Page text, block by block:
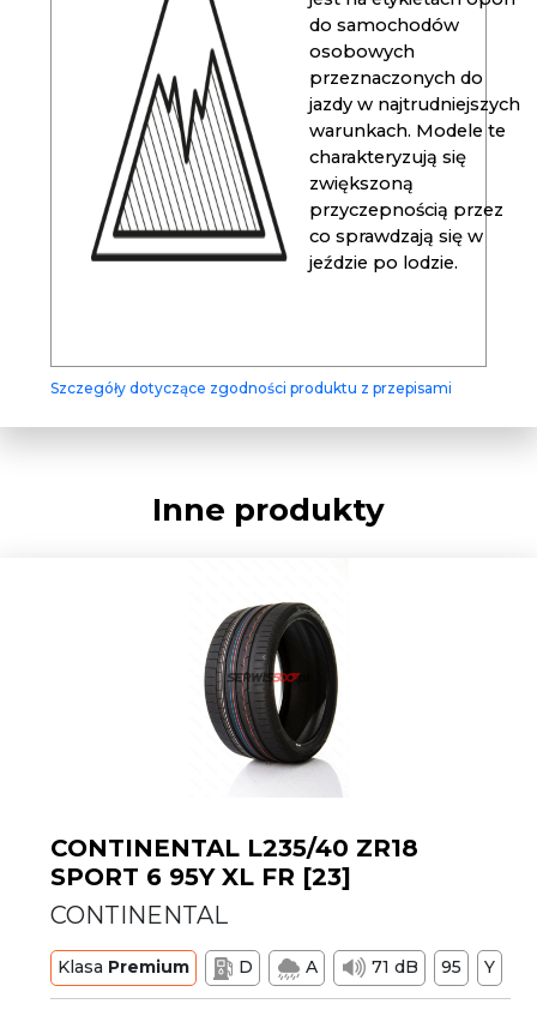
do samochodów
osobowych
przeznaczonych do
jazdy w najtrudniejszych
warunkach. Modele te
charakteryzują się
zwiększoną
przyczepnością przez
co sprawdzają się w
jeździe po lodzie.
Szczegóły dotyczące zgodności produktu z przepisami
Inne produkty
CONTINENTAL L235/40 ZR18
SPORT 6 95Y XL FR [23]
CONTINENTAL
Klasa Premium D A 71 dB 95 Y